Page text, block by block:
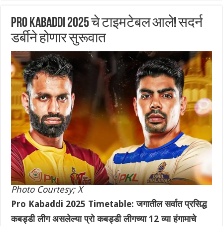
Pro Kabaddi 2025 चे टाइमटेबल आले! सदर्न
डर्बीने होणार सुरूवात
Photo Courtesy; X
Pro Kabaddi 2025 Timetable: जगातील सर्वात प्रसिद्ध
कबड्डी लीग असलेल्या प्रो कबड्डी लीगच्या 12 व्या हंगामाचे